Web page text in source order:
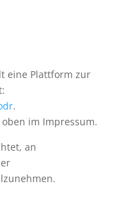
eine Plattform zur
.
im Impressum.
an